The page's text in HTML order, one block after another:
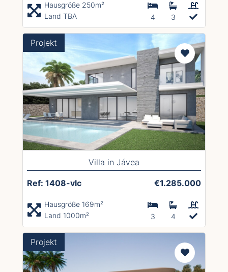
Hausgröße 250m²
Land TBA
4 3
Projekt
Villa in Jávea
Ref: 1408-vlc €1.285.000
Hausgröße 169m²
Land 1000m²
3 4
Projekt